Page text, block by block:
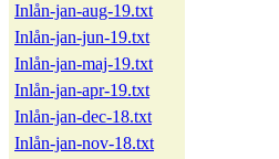
Inlån-jan-aug-19.txt
Inlån-jan-jun-19.txt
Inlån-jan-maj-19.txt
Inlån-jan-apr-19.txt
Inlån-jan-dec-18.txt
Inlån-jan-nov-18.txt